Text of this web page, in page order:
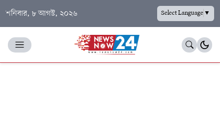
শনিবার, ৮ আগস্ট, ২০২৬ Select Language▼